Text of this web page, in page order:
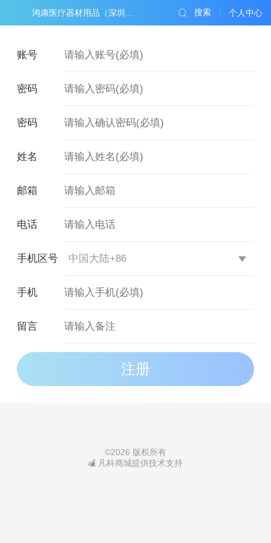
鸿康医疗器材用品（深圳）有限公司 个人中心
搜索
姓名
邮箱
电话
手机区号
手机
©2026 版权所有
凡科商城提供技术支持